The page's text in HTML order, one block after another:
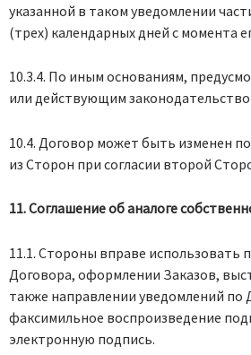
указанной в таком уведомлении
(трех) календарных дней с момента
10.3.4. По иным основаниям,
или действующим
10.4. Договор может быть изменен
из Сторон при согласии второй
11. Соглашение об аналоге
11.1. Стороны вправе использовать
Договора, оформлении Заказов,
также направлении уведомлений по
факсимильное воспроизведение
электронную подпись.